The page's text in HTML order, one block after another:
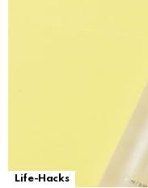
Life-Hacks